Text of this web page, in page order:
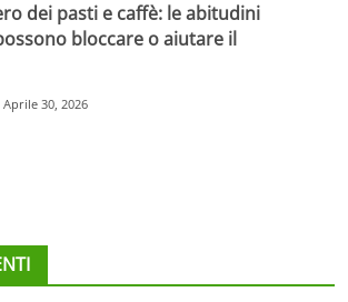
dei pasti e caffè: le abitudini
bloccare o aiutare il
Aprile 30, 2026